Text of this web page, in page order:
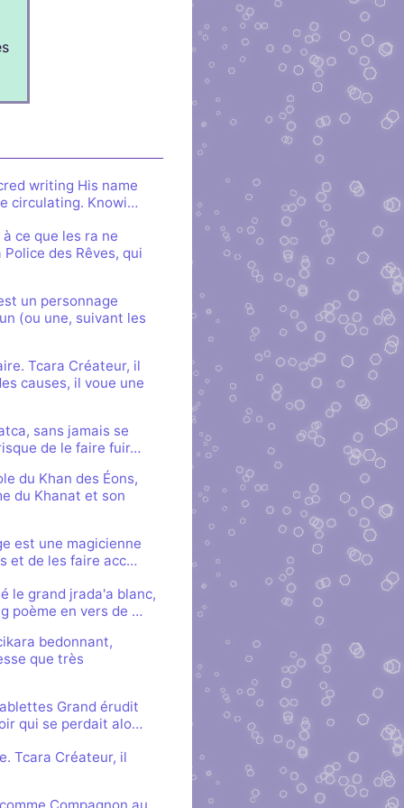
writing His name
circulating. Knowi…
ce que les ra ne
des Rêves, qui
un personnage
(ou une, suivant les
Tcara Créateur, il
causes, il voue une
sans jamais se
de le faire fuir…
du Khan des Éons,
du Khanat et son
est une magicienne
et de les faire acc…
le grand jrada'a blanc,
poème en vers de …
bedonnant,
que très
Grand érudit
qui se perdait alo…
Tcara Créateur, il